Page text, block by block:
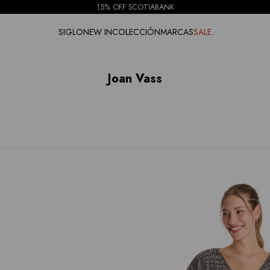
15% OFF SCOTIABANK
SIGLONEW INCOLECCIÓNMARCASSALE
Joan Vass